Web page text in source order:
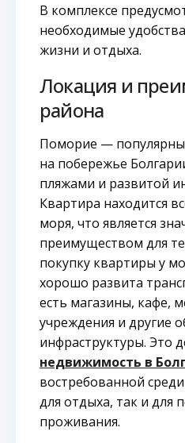
В комплексе
необходимые
жизни и отдыха.
Локация и
района
Поморие —
на побережье
пляжами и развитой
Квартира находится
моря, что является
преимуществом для
покупку квартиры у
хорошо развита
есть магазины, кафе,
учреждения и другие
инфраструктуры. Это
недвижимость в
востребованной
для отдыха, так и для
проживания.